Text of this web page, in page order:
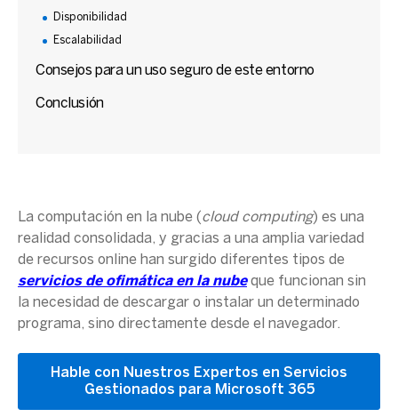
Disponibilidad
Escalabilidad
Consejos para un uso seguro de este entorno
Conclusión
La computación en la nube ( cloud computing) es una
realidad consolidada, y gracias a una amplia variedad
de recursos online han surgido diferentes tipos de
servicios de ofimática en la nubeque funcionan sin
la necesidad de descargar o instalar un determinado
programa, sino directamente desde el navegador.
Hable con Nuestros Expertos en Servicios
Gestionados para Microsoft 365